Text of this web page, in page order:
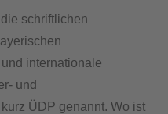
schriftlichen
internationale
und
ÜDP genannt. Wo ist